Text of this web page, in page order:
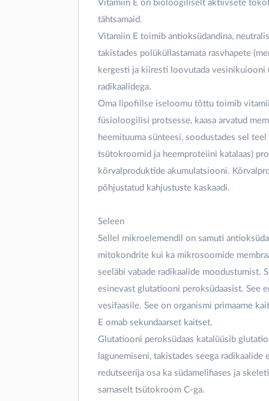
Vitamiin E on bioloogiliselt aktiivsete
tähtsamaid.
Vitamiin E toimib antioksüdandina,
takistades polüküllastamata rasvhapete
kergesti ja kiiresti loovutada vesinikuiooni
radikaalidega.
Oma lipofiilse iseloomu tõttu toimib
füsioloogilisi protsesse, kaasa arvatud
heemituuma sünteesi, soodustades sel
tsütokroomid ja heemproteiini katalaas)
kõrvalproduktide akumulatsiooni.
põhjustatud kahjustuste kaskaadi.
Seleen
Sellel mikroelemendil on samuti
mitokondrite kui ka mikrosoomide
seeläbi vabade radikaalide moodustumist.
esinevast glutatiooni peroksüdaasist. See
vesifaasile. See on organismi primaarne
E omab sekundaarset kaitset.
Glutatiooni peroksüdaas katalüüsib
lagunemiseni, takistades seega
redutseerija osa ka südamelihases ja
sarnaselt tsütokroom C-ga.